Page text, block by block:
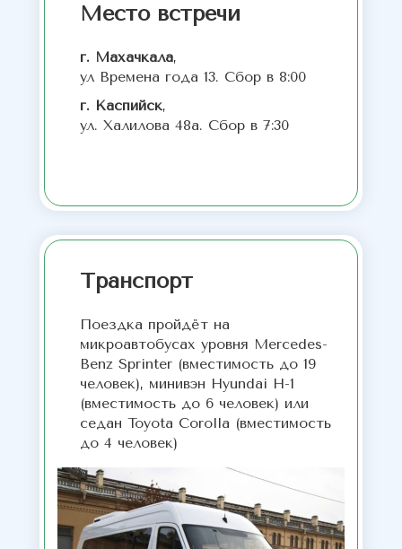
г. Махачкала,
ул Времена года 13. Сбор в 8:00
Место встречи
г. Каспийск,
ул. Халилова 48а. Сбор в 7:30
Поездка пройдёт на
микроавтобусах уровня Mercedes-
Benz Sprinter (вместимость до 19
человек), минивэн Hyundai H-1
(вместимость до 6 человек) или
седан Toyota Corolla (вместимость
до 4 человек)
Транспорт